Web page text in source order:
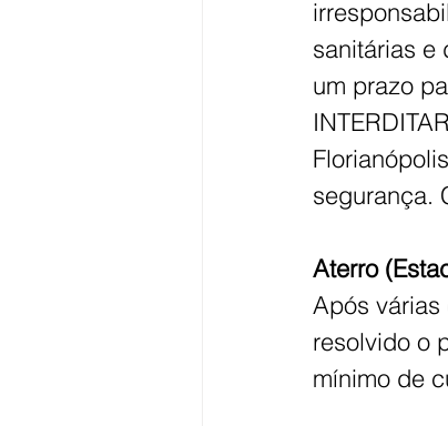
sanitárias e
um prazo
segurança.
Aterro
Após várias
resolvido o
mínimo de